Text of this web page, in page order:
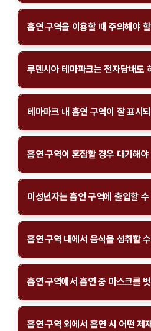
루덴시아 테마파크 내 흡연실은 각 구
마련되어 있습니다. 주차장 근처, 주요
지도를 참고하시기 바랍니다.
흡연 구역을 이용할 때 주의해야
흡연 구역 이용 시 다음 사항을 준수해
흡연 후에는 제공된 재떨이를 사용
요.
다른 방문객에게 불편을 끼치지 않
루덴시아 테마파크는 전자담배도
전자담배는 지정된 흡연 구역에서만
담배와 동일한 규칙이 적용되며, 흡연
테마파크 내 흡연 구역이 잘 표시
네, 루덴시아 테마파크 내 모든 흡연
안내 표시로 표시되어 있습니다. 또한,
흡연 구역이 혼잡할 경우 대기해
네, 흡연 구역이 혼잡할 경우 다른 이
주세요. 테마파크는 방문객 모두가 쾌
미성년자는 흡연 구역에 출입할
아니요, 미성년자는 흡연 구역에 출입
성인 흡연자만 이용할 수 있도록 규정되
흡연 구역 내에서 음식을 섭취할
아니요, 흡연 구역 내에서는 음식을 섭
안전을 위해 흡연 구역에서는 오로지 흡
흡연 구역에서 흡연 중 마스크를
흡연 중에는 마스크를 잠시 벗을 수 있
후에는 즉시 마스크를 다시 착용해 주
흡연 구역 외에서 흡연 시 어떤 제